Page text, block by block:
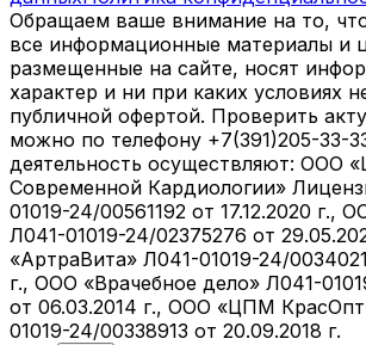
Обращаем ваше внимание на то,
все информационные материалы и
размещенные на сайте, носят
характер и ни при каких условиях
публичной офертой. Проверить
можно по телефону +7(391)205-33-
деятельность осуществляют: ООО
Современной Кардиологии»
01019-24/00561192 от 17.12.2020 г.,
Л041-01019-24/02375276 от
«АртраВита» Л041-01019-24/
г., ООО «Врачебное дело» Л041-
от 06.03.2014 г., ООО «ЦПМ
01019-24/00338913 от 20.09.2018 г.